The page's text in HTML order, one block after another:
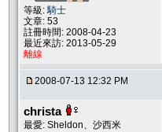
等級:騎士
文章: 53
註冊時間: 2008-04-23
最近來訪: 2013-05-29
離線
2008-07-13 12:32 PM
christa
最愛: Sheldon、沙西米